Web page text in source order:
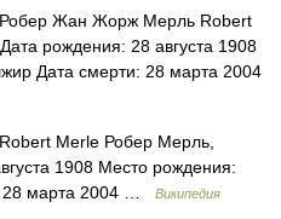
Жан Жорж Мерль Robert
рождения: 28 августа 1908
Дата смерти: 28 марта 2004
Merle Робер Мерль,
1908 Место рождения:
28 марта 2004 …
Википедия